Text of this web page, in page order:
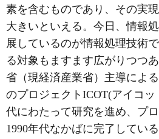
素を含むものであり、その実
大きいといえる。今日、情報
展しているのが情報処理技術
る対象もますます広がりつつ
省（現経済産業省）主導によ
のプロジェクトICOT(アイコッ
代にわたって研究を進め、プ
1990年代なかばに完了してい